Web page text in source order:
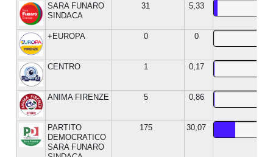
SARA FUNARO
SINDACA
31 5,33
+EUROPA 0 0
CENTRO 1 0,17
ANIMA FIRENZE 5 0,86
PARTITO
DEMOCRATICO
SARA FUNARO
175 30,07